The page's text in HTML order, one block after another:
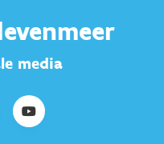
media